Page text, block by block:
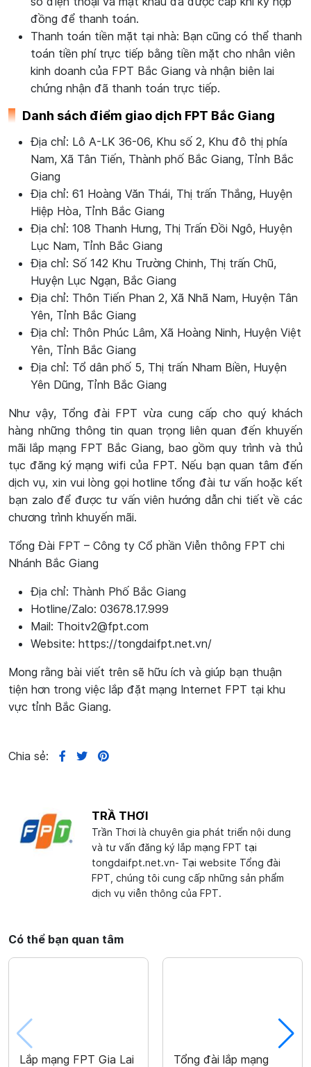
đồng để thanh toán.
Thanh toán tiền mặt tại nhà: Bạn cũng có thể thanh
toán tiền phí trực tiếp bằng tiền mặt cho nhân viên
kinh doanh của FPT Bắc Giang và nhận biên lai
chứng nhận đã thanh toán trực tiếp.
Danh sách điểm giao dịch FPT Bắc Giang
Địa chỉ: Lô A-LK 36-06, Khu số 2, Khu đô thị phía
Nam, Xã Tân Tiến, Thành phố Bắc Giang, Tỉnh Bắc
Giang
Địa chỉ: 61 Hoàng Văn Thái, Thị trấn Thắng, Huyện
Hiệp Hòa, Tỉnh Bắc Giang
Địa chỉ: 108 Thanh Hưng, Thị Trấn Đồi Ngô, Huyện
Lục Nam, Tỉnh Bắc Giang
Địa chỉ: Số 142 Khu Trường Chinh, Thị trấn Chũ,
Huyện Lục Ngạn, Bắc Giang
Địa chỉ: Thôn Tiến Phan 2, Xã Nhã Nam, Huyện Tân
Yên, Tỉnh Bắc Giang
Địa chỉ: Thôn Phúc Lâm, Xã Hoàng Ninh, Huyện Việt
Yên, Tỉnh Bắc Giang
Địa chỉ: Tổ dân phố 5, Thị trấn Nham Biền, Huyện
Yên Dũng, Tỉnh Bắc Giang
Như vậy, Tổng đài FPT vừa cung cấp cho quý khách
hàng những thông tin quan trọng liên quan đến khuyến
mãi lắp mạng FPT Bắc Giang, bao gồm quy trình và thủ
tục đăng ký mạng wifi của FPT. Nếu bạn quan tâm đến
dịch vụ, xin vui lòng gọi hotline tổng đài tư vấn hoặc kết
bạn zalo để được tư vấn viên hướng dẫn chi tiết về các
chương trình khuyến mãi.
Tổng Đài FPT – Công ty Cổ phần Viễn thông FPT chi
Nhánh Bắc Giang
Địa chỉ: Thành Phố Bắc Giang
Hotline/Zalo: 03678.17.999
Mail: Thoitv2@fpt.com
Website: https://tongdaifpt.net.vn/
Mong rằng bài viết trên sẽ hữu ích và giúp bạn thuận
tiện hơn trong việc lắp đặt mạng Internet FPT tại khu
vực tỉnh Bắc Giang.
Chia sẻ:
TRẦ THƠI
Trần Thơi là chuyên gia phát triển nội dung
và tư vấn đăng ký lắp mạng FPT tại
tongdaifpt.net.vn- Tại website Tổng đài
FPT, chúng tôi cung cấp những sản phẩm
dịch vụ viễn thông của FPT.
Có thể bạn quan tâm
Lắp mạng FPT Gia Lai
Tổng đài lắp mạng